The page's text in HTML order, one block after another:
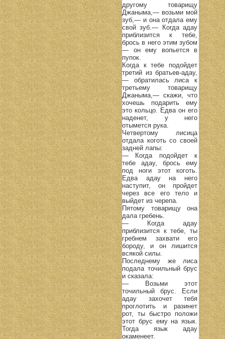
другому товарищу
Джаныма,— возьми мой
зуб,— и она отдала ему
свой зуб.— Когда адау
приблизится к тебе,
брось в него этим зубом
— он ему вопьется в
пупок.
Когда к тебе подойдет
третий из братьев-адау,
— обратилась лиса к
третьему товарищу
Джаныма,— скажи, что
хочешь подарить ему
это кольцо. Едва он его
наденет, у него
отымется рука.
Четвертому лисица
отдала коготь со своей
задней лапы:
— Когда подойдет к
тебе адау, брось ему
под ноги этот коготь.
Едва адау на него
наступит, он пройдет
через все его тело и
выйдет из черепа.
Пятому товарищу она
дала гребень.
— Когда адау
приблизится к тебе, ты
гребнем захвати его
бороду, и он лишится
всякой силы.
Последнему же лиса
подала точильный брус
и сказала:
— Возьми этот
точильный брус. Если
адау захочет тебя
проглотить и разинет
рот, ты быстро положи
этот брус ему на язык.
Тогда язык адау
окаменеет.